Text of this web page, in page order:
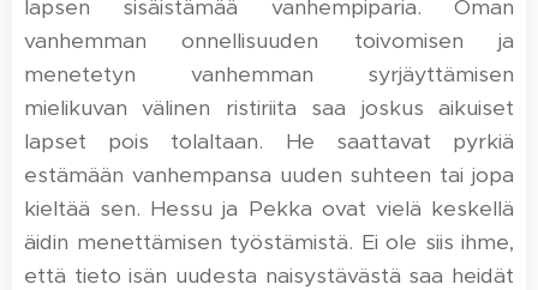
lapsen sisäistämää vanhempiparia. Oman
vanhemman onnellisuuden toivomisen ja
menetetyn vanhemman syrjäyttämisen
mielikuvan välinen ristiriita saa joskus aikuiset
lapset pois tolaltaan. He saattavat pyrkiä
estämään vanhempansa uuden suhteen tai jopa
kieltää sen. Hessu ja Pekka ovat vielä keskellä
äidin menettämisen työstämistä. Ei ole siis ihme,
että tieto isän uudesta naisystävästä saa heidät